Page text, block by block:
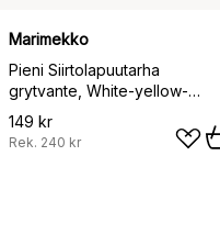
Marimekko
Pieni Siirtolapuutarha
grytvante, White-yellow-
orange-light blue
149 kr
Rek. 240 kr